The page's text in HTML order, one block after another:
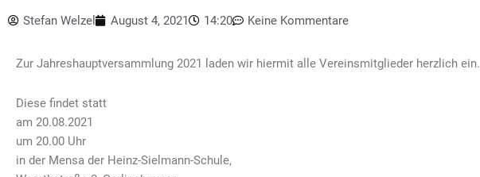
Stefan Welzel August 4, 2021 14:20 Keine Kommentare
Zur Jahreshauptversammlung 2021 laden wir hiermit alle Vereinsmitglieder herzlich ein.
Diese findet statt
am 20.08.2021
um 20.00 Uhr
in der Mensa der Heinz-Sielmann-Schule,